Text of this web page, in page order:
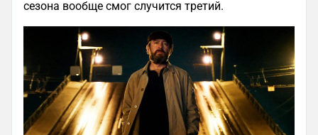
сезона вообще смог случится третий.